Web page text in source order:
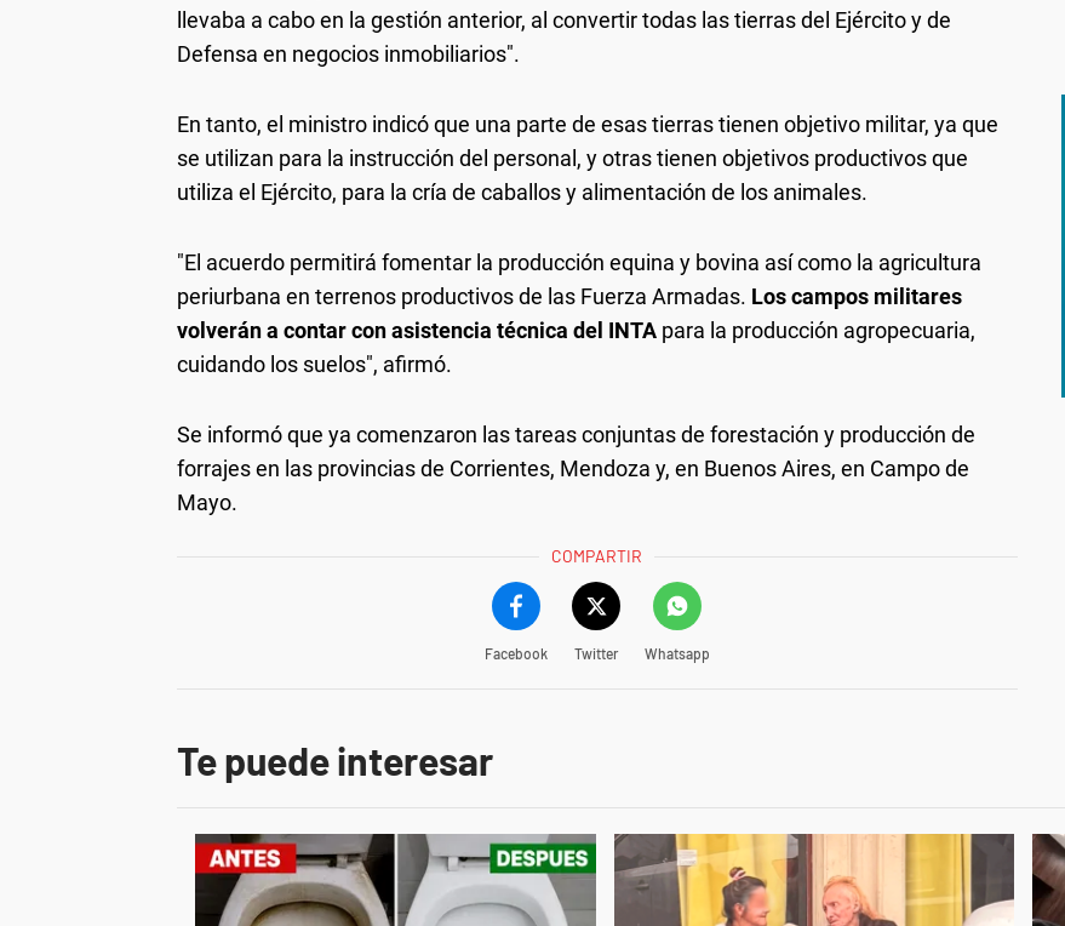
llevaba a cabo en la gestión anterior, al convertir todas las tierras del Ejército y de
Defensa en negocios inmobiliarios".
En tanto, el ministro indicó que una parte de esas tierras tienen objetivo militar, ya que
se utilizan para la instrucción del personal, y otras tienen objetivos productivos que
utiliza el Ejército, para la cría de caballos y alimentación de los animales.
"El acuerdo permitirá fomentar la producción equina y bovina así como la agricultura
periurbana en terrenos productivos de las Fuerza Armadas. Los campos militares
volverán a contar con asistencia técnica del INTA para la producción agropecuaria,
cuidando los suelos", afirmó.
Se informó que ya comenzaron las tareas conjuntas de forestación y producción de
forrajes en las provincias de Corrientes, Mendoza y, en Buenos Aires, en Campo de
Mayo.
COMPARTIR
Facebook Twitter Whatsapp
Te puede interesar